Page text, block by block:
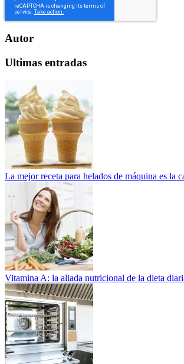
Autor
Ultimas entradas
La mejor receta para helados de máquina es la
Vitamina A: la aliada nutricional de la dieta